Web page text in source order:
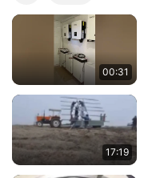
Arama sonuçları
00:31
17:19